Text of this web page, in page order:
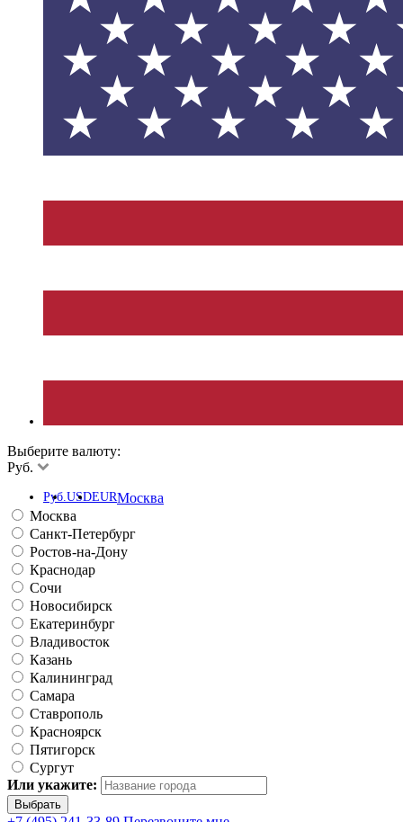
Выберите валюту:
Руб.
Руб.USDEURМосква
Москва
Санкт-Петербург
Ростов-на-Дону
Краснодар
Сочи
Новосибирск
Екатеринбург
Владивосток
Казань
Калининград
Самара
Ставрополь
Красноярск
Пятигорск
Сургут
Или укажите: